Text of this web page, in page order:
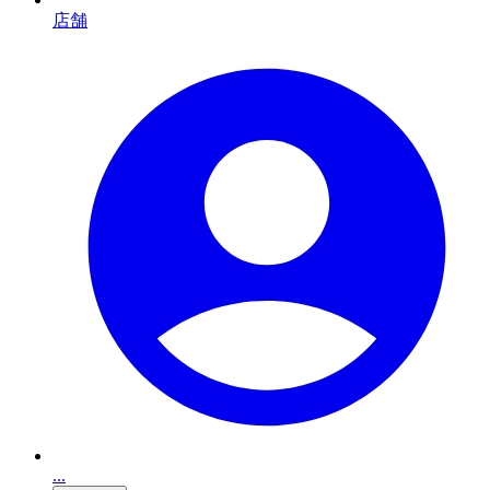
店舗
...